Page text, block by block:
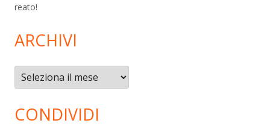
reato!
ARCHIVI
Archivi
CONDIVIDI